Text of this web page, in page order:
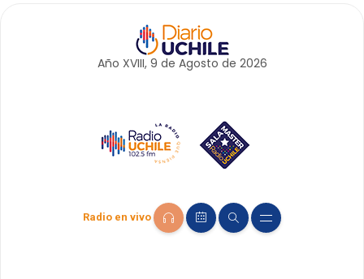
Año XVIII, 9 de Agosto de 2026
Radio en vivo